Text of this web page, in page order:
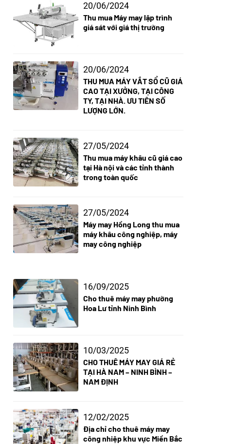
20/06/2024
Thu mua Máy may lập trình
giá sát với giá thị trường
20/06/2024
THU MUA MÁY VẮT SỔ CŨ GIÁ
CAO TẠI XƯỞNG, TẠI CÔNG
TY, TẠI NHÀ. ƯU TIÊN SỐ
LƯỢNG LỚN.
27/05/2024
Thu mua máy khâu cũ giá cao
tại Hà nội và các tỉnh thành
trong toàn quốc
27/05/2024
Máy may Hồng Long thu mua
máy khâu công nghiệp, máy
may công nghiệp
16/09/2025
Cho thuê máy may phường
Hoa Lư tỉnh Ninh Bình
10/03/2025
CHO THUÊ MÁY MAY GIÁ RẺ
TẠI HÀ NAM – NINH BÌNH –
NAM ĐỊNH
12/02/2025
Địa chỉ cho thuê máy may
công nhiệp khu vực Miền Bắc